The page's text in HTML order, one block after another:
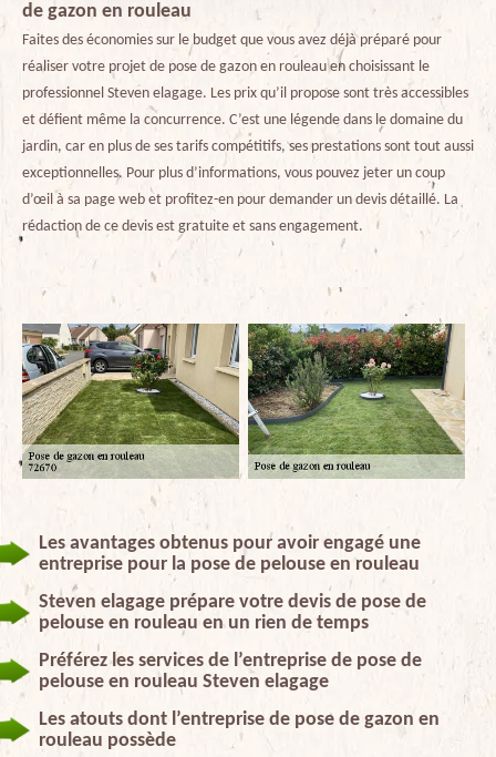
de gazon en rouleau
Faites des économies sur le budget que vous avez déjà préparé pour
réaliser votre projet de pose de gazon en rouleau en choisissant le
professionnel Steven elagage. Les prix qu’il propose sont très accessibles
et défient même la concurrence. C’est une légende dans le domaine du
jardin, car en plus de ses tarifs compétitifs, ses prestations sont tout aussi
exceptionnelles. Pour plus d’informations, vous pouvez jeter un coup
d’œil à sa page web et profitez-en pour demander un devis détaillé. La
rédaction de ce devis est gratuite et sans engagement.
Les avantages obtenus pour avoir engagé une
entreprise pour la pose de pelouse en rouleau
Steven elagage prépare votre devis de pose de
pelouse en rouleau en un rien de temps
Préférez les services de l’entreprise de pose de
pelouse en rouleau Steven elagage
Les atouts dont l’entreprise de pose de gazon en
rouleau possède